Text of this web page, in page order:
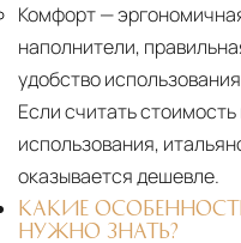
Комфорт—
наполнители,
удобство
Если считать
использования,
оказывается дешевле.
КАКИЕ
НУЖНО ЗНАТЬ?